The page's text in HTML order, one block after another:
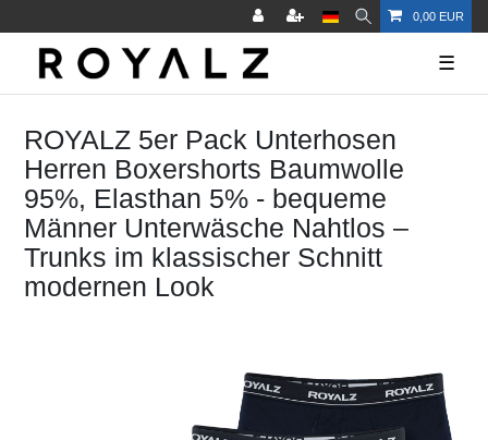
0,00 EUR
☰
ROYALZ 5er Pack Unterhosen
Herren Boxershorts Baumwolle
95%, Elasthan 5% - bequeme
Männer Unterwäsche Nahtlos –
Trunks im klassischer Schnitt
modernen Look